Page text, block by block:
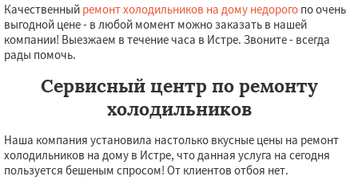
Качественный ремонт холодильников на дому недорого по очень
выгодной цене - в любой момент можно заказать в нашей
компании! Выезжаем в течение часа в Истре. Звоните - всегда
рады помочь.
Сервисный центр по ремонту
холодильников
Наша компания установила настолько вкусные цены на ремонт
холодильников на дому в Истре, что данная услуга на сегодня
пользуется бешеным спросом! От клиентов отбоя нет.